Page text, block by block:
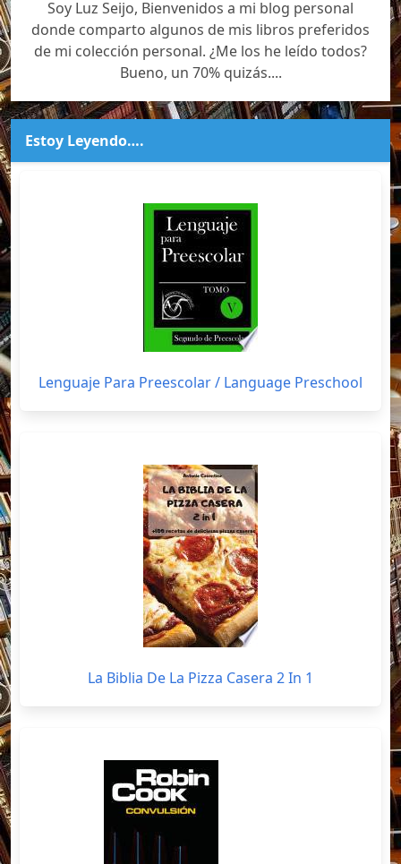
Soy Luz Seijo, Bienvenidos a mi blog personal
donde comparto algunos de mis libros preferidos
de mi colección personal. ¿Me los he leído todos?
Bueno, un 70% quizás....
Estoy Leyendo….
Lenguaje Para Preescolar / Language Preschool
La Biblia De La Pizza Casera 2 In 1